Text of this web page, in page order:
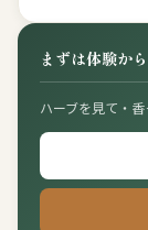
まずは体験から
ハーブを見て・